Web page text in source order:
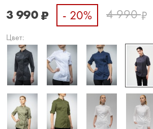
3 990₽ - 20% 4 990₽
Цвет: